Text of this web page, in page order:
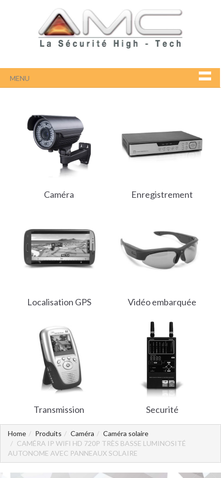
MENU
Caméra Enregistrement
Localisation GPS Vidéo embarquée
Transmission Securité
Home Produits Caméra
Caméra solaire
CAMÉRA IP WIFI HD 720P TRÈS BASSE LUMINOSITÉ
AUTONOME AVEC PANNEAUX SOLAIRE